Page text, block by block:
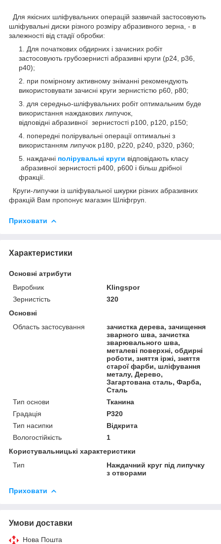
Для якісних шліфувальних операцій зазвичай застосовують
шліфувальні диски різного розміру абразивного зерна, - в
залежності від стадії обробки:
Для початкових обдирних і зачисних робіт
застосовують грубозернисті абразивні круги (р24, р36,
р40);
при помірному активному зніманні рекомендують
використовувати зачисні круги зернистістю р60, р80;
для середньо-шліфувальних робіт оптимальним буде
використання наждакових липучок,
відповідні абразивної зернистості р100, р120, р150;
попередні полірувальні операції оптимальні з
використанням липучок р180, р220, р240, р320, р360;
наждачні полірувальні круги відповідають класу
абразивної зернистості р400, р600 і більш дрібної
фракції.
Круги-липучки із шліфувальної шкурки різних абразивних
фракцій Вам пропонує магазин Шліфгруп.
Приховати
Характеристики
Основні атрибути
Виробник
Klingspor
Зернистість
320
Основні
Область застосування
зачистка дерева, зачищення
зварного шва, зачистка
зварювального шва,
металеві поверхні, обдирні
роботи, зняття іржі, зняття
старої фарби, шліфування
металу, Дерево,
Загартована сталь, Фарба,
Сталь
Тип основи
Тканина
Градація
P320
Тип насипки
Відкрита
Вологостійкість
1
Користувальницькі характеристики
Тип
Наждачний круг під липучку
з отворами
Приховати
Умови доставки
Нова Пошта